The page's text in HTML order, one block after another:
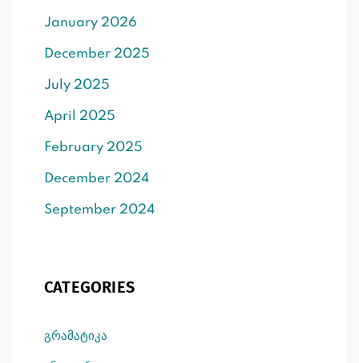
January 2026
December 2025
July 2025
April 2025
February 2025
December 2024
September 2024
CATEGORIES
გრამატიკა